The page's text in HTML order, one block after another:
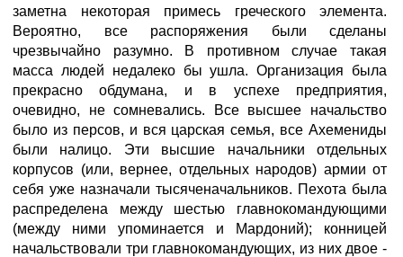
заметна некоторая примесь греческого элемента.
Вероятно, все распоряжения были сделаны
чрезвычайно разумно. В противном случае такая
масса людей недалеко бы ушла. Организация была
прекрасно обдумана, и в успехе предприятия,
очевидно, не сомневались. Все высшее начальство
было из персов, и вся царская семья, все Ахемениды
были налицо. Эти высшие начальники отдельных
корпусов (или, вернее, отдельных народов) армии от
себя уже назначали тысяченачальников. Пехота была
распределена между шестью главнокомандующими
(между ними упоминается и Мардоний); конницей
начальствовали три главнокомандующих, из них двое -